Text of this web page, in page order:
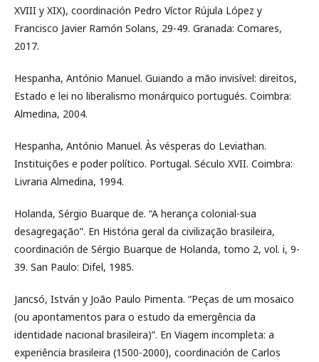
XVIII y XIX), coordinación Pedro Víctor Rújula López y
Francisco Javier Ramón Solans, 29-49. Granada: Comares,
2017.
Hespanha, António Manuel. Guiando a mão invisível: direitos,
Estado e lei no liberalismo monárquico portugués. Coimbra:
Almedina, 2004.
Hespanha, António Manuel. Às vésperas do Leviathan.
Instituições e poder político. Portugal. Século XVII. Coimbra:
Livraria Almedina, 1994.
Holanda, Sérgio Buarque de. “A herança colonial-sua
desagregação”. En História geral da civilização brasileira,
coordinación de Sérgio Buarque de Holanda, tomo 2, vol. i, 9-
39. San Paulo: Difel, 1985.
Jancsó, István y João Paulo Pimenta. “Peças de um mosaico
(ou apontamentos para o estudo da emergência da
identidade nacional brasileira)”. En Viagem incompleta: a
experiência brasileira (1500-2000), coordinación de Carlos